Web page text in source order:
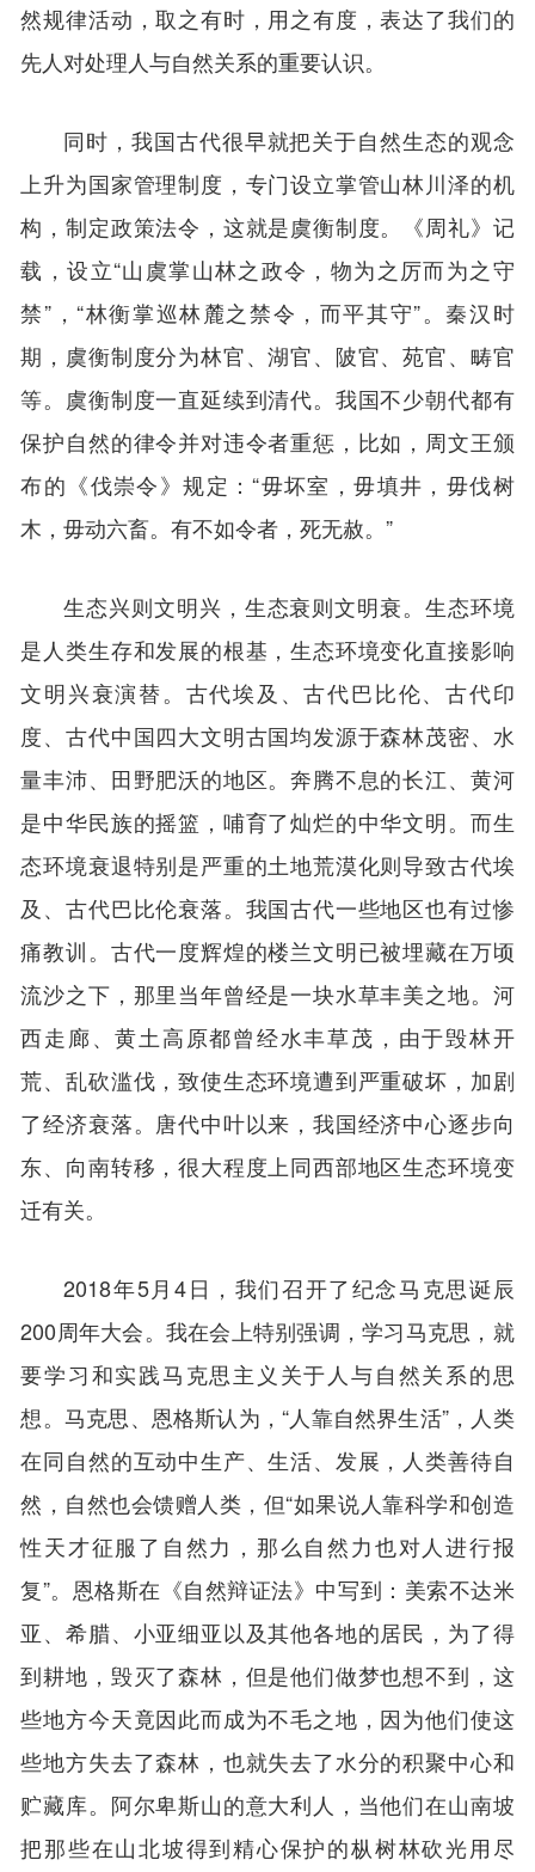
然规律活动，取之有时，用之有度，表达了我们的
先人对处理人与自然关系的重要认识。
同时，我国古代很早就把关于自然生态的观念
上升为国家管理制度，专门设立掌管山林川泽的机
构，制定政策法令，这就是虞衡制度。《周礼》记
载，设立“山虞掌山林之政令，物为之厉而为之守
禁”，“林衡掌巡林麓之禁令，而平其守”。秦汉时
期，虞衡制度分为林官、湖官、陂官、苑官、畴官
等。虞衡制度一直延续到清代。我国不少朝代都有
保护自然的律令并对违令者重惩，比如，周文王颁
布的《伐崇令》规定：“毋坏室，毋填井，毋伐树
木，毋动六畜。有不如令者，死无赦。”
生态兴则文明兴，生态衰则文明衰。生态环境
是人类生存和发展的根基，生态环境变化直接影响
文明兴衰演替。古代埃及、古代巴比伦、古代印
度、古代中国四大文明古国均发源于森林茂密、水
量丰沛、田野肥沃的地区。奔腾不息的长江、黄河
是中华民族的摇篮，哺育了灿烂的中华文明。而生
态环境衰退特别是严重的土地荒漠化则导致古代埃
及、古代巴比伦衰落。我国古代一些地区也有过惨
痛教训。古代一度辉煌的楼兰文明已被埋藏在万顷
流沙之下，那里当年曾经是一块水草丰美之地。河
西走廊、黄土高原都曾经水丰草茂，由于毁林开
荒、乱砍滥伐，致使生态环境遭到严重破坏，加剧
了经济衰落。唐代中叶以来，我国经济中心逐步向
东、向南转移，很大程度上同西部地区生态环境变
迁有关。
2018年5月4日，我们召开了纪念马克思诞辰
200周年大会。我在会上特别强调，学习马克思，就
要学习和实践马克思主义关于人与自然关系的思
想。马克思、恩格斯认为，“人靠自然界生活”，人类
在同自然的互动中生产、生活、发展，人类善待自
然，自然也会馈赠人类，但“如果说人靠科学和创造
性天才征服了自然力，那么自然力也对人进行报
复”。恩格斯在《自然辩证法》中写到：美索不达米
亚、希腊、小亚细亚以及其他各地的居民，为了得
到耕地，毁灭了森林，但是他们做梦也想不到，这
些地方今天竟因此而成为不毛之地，因为他们使这
些地方失去了森林，也就失去了水分的积聚中心和
贮藏库。阿尔卑斯山的意大利人，当他们在山南坡
把那些在山北坡得到精心保护的枞树林砍光用尽